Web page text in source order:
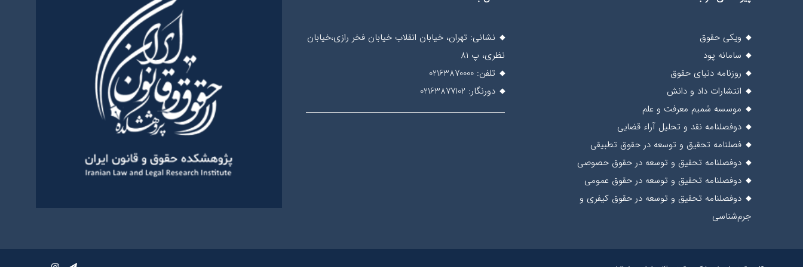
ویکی حقوق
سامانه پود
روزنامه دنیای حقوق
انتشارات داد و دانش
موسسه شمیم معرفت و علم
دوفصلنامه نقد و تحلیل آراء قضایی
فصلنامه تحقیق و توسعه در حقوق تطبیقی
دوفصلنامه تحقیق و توسعه در حقوق حصوصی
دوفصلنامه تحقیق و توسعه در حقوق عمومی
دوفصلنامه تحقیق و توسعه در حقوق کیفری و
جرم‌شناسی
نشانی: تهران، خیابان انقلاب خیابان فخر رازی،خیابان
نظری، پ 81
تلفن: 02163870000
دورنگار: 02163877102